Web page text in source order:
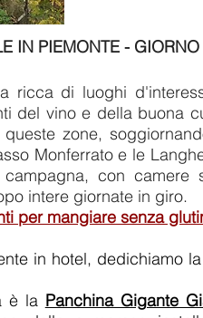
IN PIEMONTE -
ricca di luoghi
del vino e della buona
zone,
Monferrato e le
con camere
intere giornate in giro.
per mangiare senza
in hotel, dedichiamo
è la Panchina Gigante